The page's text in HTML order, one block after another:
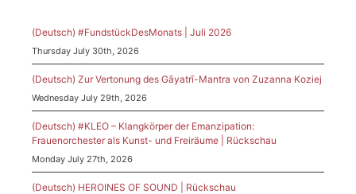
(Deutsch) #FundstückDesMonats | Juli 2026
Thursday July 30th, 2026
(Deutsch) Zur Vertonung des Gāyatrī-Mantra von Zuzanna Koziej
Wednesday July 29th, 2026
(Deutsch) #KLEO – Klangkörper der Emanzipation:
Frauenorchester als Kunst- und Freiräume | Rückschau
Monday July 27th, 2026
(Deutsch) HEROINES OF SOUND | Rückschau